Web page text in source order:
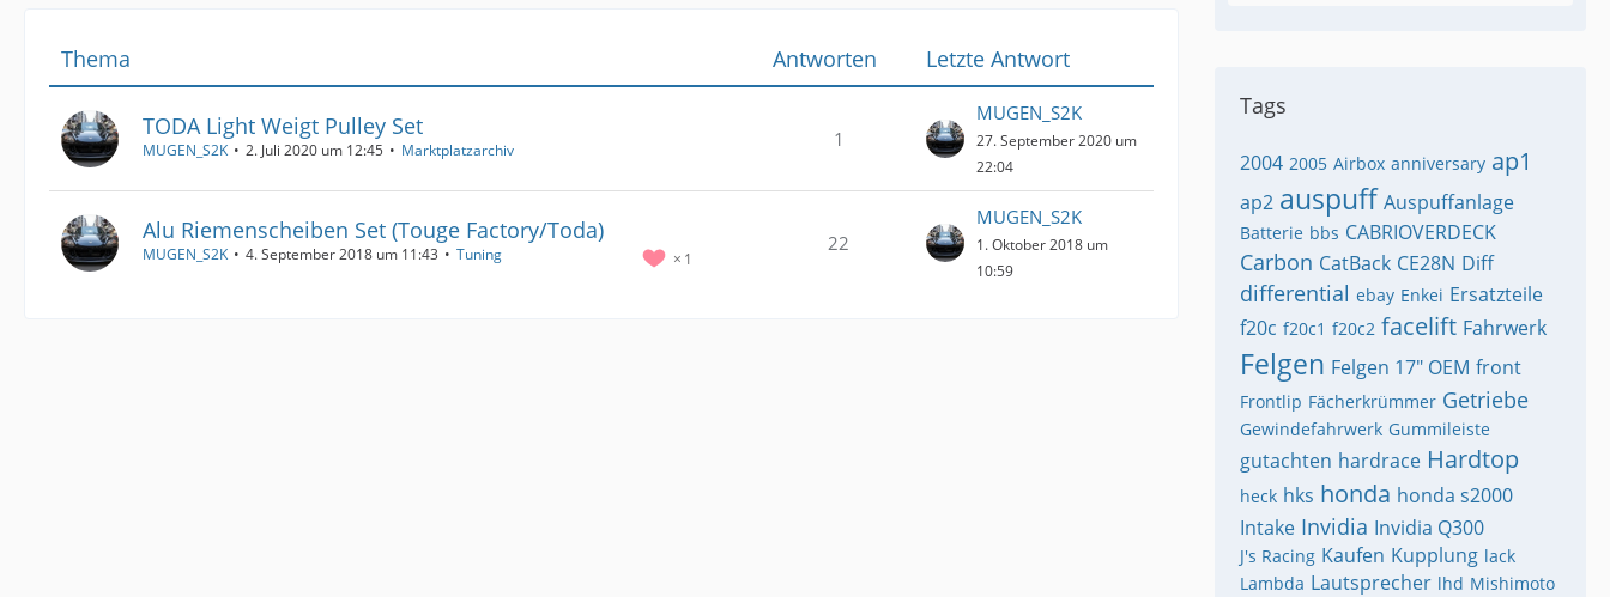
Thema Antworten Letzte Antwort
TODA Light Weigt Pulley Set
MUGEN_S2K 2. Juli 2020 um 12:45 Marktplatzarchiv 1
MUGEN_S2K
27. September 2020 um
22:04
Alu Riemenscheiben Set (Touge Factory/Toda)
1
MUGEN_S2K 4. September 2018 um 11:43 Tuning 22
MUGEN_S2K
1. Oktober 2018 um
10:59
Tags
2004 2005 Airbox anniversary ap1
ap2 auspuff Auspuffanlage
Batterie bbs CABRIOVERDECK
Carbon CatBack CE28N Diff
differential ebay Enkei Ersatzteile
f20c f20c1 f20c2 facelift Fahrwerk
Felgen Felgen 17" OEM front
Frontlip Fächerkrümmer Getriebe
Gewindefahrwerk Gummileiste
gutachten hardrace Hardtop
heck hks honda honda s2000
Intake Invidia Invidia Q300
J's Racing Kaufen Kupplung lack
Lambda Lautsprecher lhd Mishimoto